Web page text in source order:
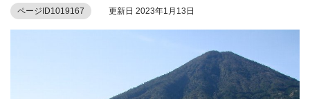
ページID1019167 更新日 2023年1月13日